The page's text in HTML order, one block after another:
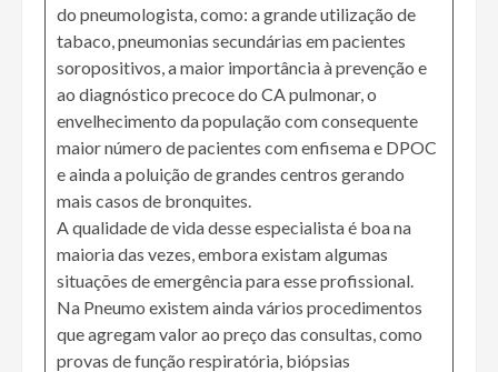
do pneumologista, como: a grande utilização de
tabaco, pneumonias secundárias em pacientes
soropositivos, a maior importância à prevenção e
ao diagnóstico precoce do CA pulmonar, o
envelhecimento da população com consequente
maior número de pacientes com enfisema e DPOC
e ainda a poluição de grandes centros gerando
mais casos de bronquites.
A qualidade de vida desse especialista é boa na
maioria das vezes, embora existam algumas
situações de emergência para esse profissional.
Na Pneumo existem ainda vários procedimentos
que agregam valor ao preço das consultas, como
provas de função respiratória, biópsias